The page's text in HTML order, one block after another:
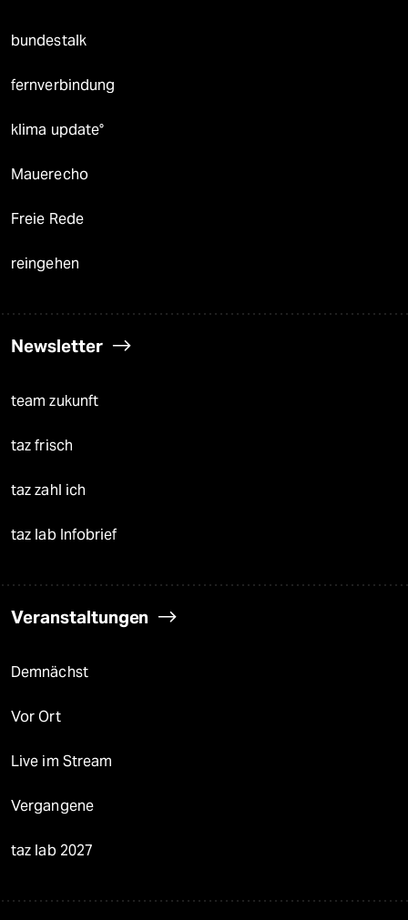
bundestalk
fernverbindung
klima update°
Mauerecho
Freie Rede
reingehen
Newsletter
team zukunft
taz frisch
taz zahl ich
taz lab Infobrief
Veranstaltungen
Demnächst
Vor Ort
Live im Stream
Vergangene
taz lab 2027